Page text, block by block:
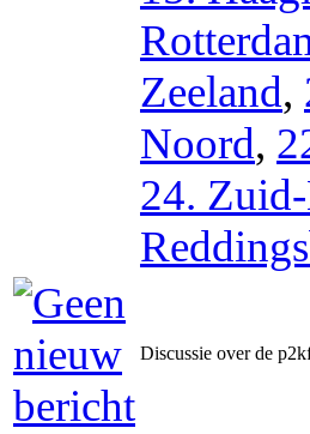
Zeeland,
Noord,
24.
Discussie over de